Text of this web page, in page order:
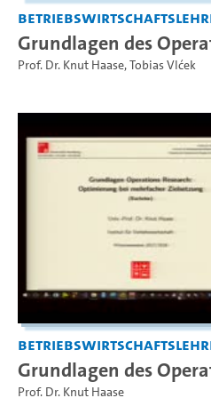
Grundlagen des
Prof. Dr. Knut Haase,Tobias Vlćek
Grundlagen des
Prof. Dr. Knut Haase